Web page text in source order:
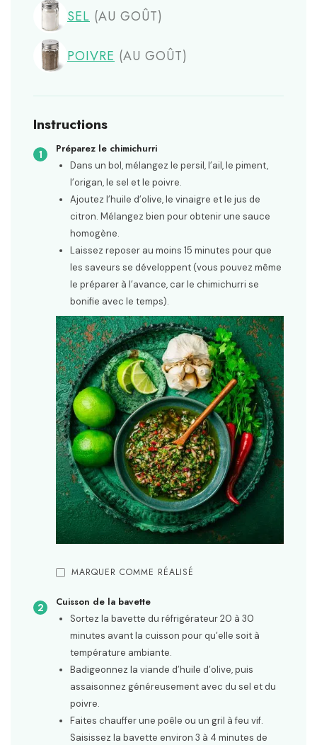
SEL (AU GOÛT)
POIVRE (AU GOÛT)
Instructions
Préparez le chimichurri
Dans un bol, mélangez le persil, l’ail, le piment,
l’origan, le sel et le poivre.
Ajoutez l’huile d’olive, le vinaigre et le jus de
citron. Mélangez bien pour obtenir une sauce
homogène.
Laissez reposer au moins 15 minutes pour que
les saveurs se développent (vous pouvez même
le préparer à l’avance, car le chimichurri se
bonifie avec le temps).
MARQUER COMME RÉALISÉ
Cuisson de la bavette
Sortez la bavette du réfrigérateur 20 à 30
minutes avant la cuisson pour qu’elle soit à
température ambiante.
Badigeonnez la viande d’huile d’olive, puis
assaisonnez généreusement avec du sel et du
poivre.
Faites chauffer une poêle ou un gril à feu vif.
Saisissez la bavette environ 3 à 4 minutes de